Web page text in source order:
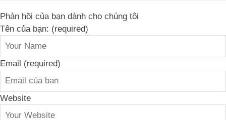
Phản hồi của bạn dành cho chúng tôi
Tên của bạn: (required)
Email (required)
Website